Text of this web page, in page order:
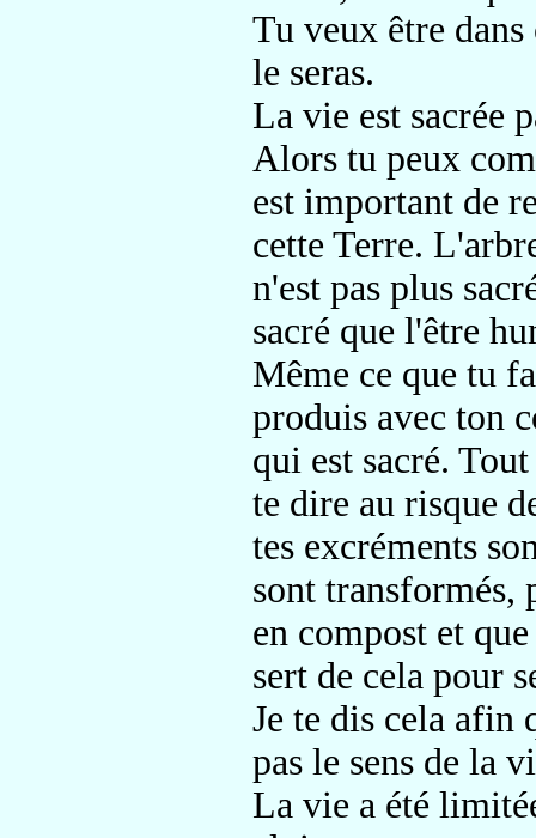
Tu veux être
le seras.
La vie est sacrée
Alors tu peux
est important de
cette Terre.
n'est pas plus
sacré que l'être
Même ce que tu
produis avec ton
qui est sacré.
te dire au risque
tes excréments
sont transformés,
en compost et
sert de cela pour
Je te dis cela afin
pas le sens de la
La vie a été